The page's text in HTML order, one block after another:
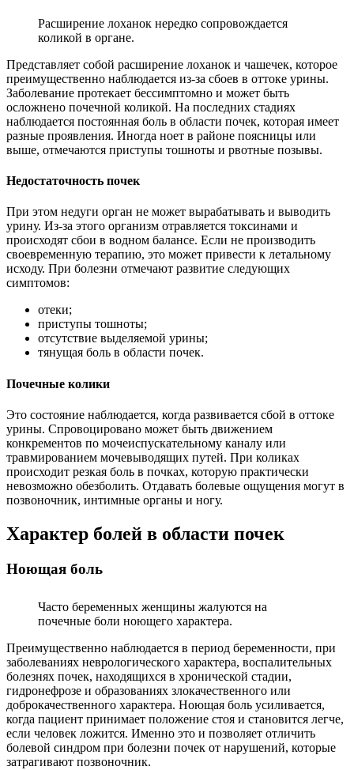
Расширение лоханок нередко сопровождается
коликой в органе.
Представляет собой расширение лоханок и чашечек, которое
преимущественно наблюдается из-за сбоев в оттоке урины.
Заболевание протекает бессимптомно и может быть
осложнено почечной коликой. На последних стадиях
наблюдается постоянная боль в области почек, которая имеет
разные проявления. Иногда ноет в районе поясницы или
выше, отмечаются приступы тошноты и рвотные позывы.
Недостаточность почек
При этом недуги орган не может вырабатывать и выводить
урину. Из-за этого организм отравляется токсинами и
происходят сбои в водном балансе. Если не производить
своевременную терапию, это может привести к летальному
исходу. При болезни отмечают развитие следующих
симптомов:
отеки;
приступы тошноты;
отсутствие выделяемой урины;
тянущая боль в области почек.
Почечные колики
Это состояние наблюдается, когда развивается сбой в оттоке
урины. Спровоцировано может быть движением
конкрементов по мочеиспускательному каналу или
травмированием мочевыводящих путей. При коликах
происходит резкая боль в почках, которую практически
невозможно обезболить. Отдавать болевые ощущения могут в
позвоночник, интимные органы и ногу.
Характер болей в области почек
Ноющая боль
Часто беременных женщины жалуются на
почечные боли ноющего характера.
Преимущественно наблюдается в период беременности, при
заболеваниях неврологического характера, воспалительных
болезнях почек, находящихся в хронической стадии,
гидронефрозе и образованиях злокачественного или
доброкачественного характера. Ноющая боль усиливается,
когда пациент принимает положение стоя и становится легче,
если человек ложится. Именно это и позволяет отличить
болевой синдром при болезни почек от нарушений, которые
затрагивают позвоночник.